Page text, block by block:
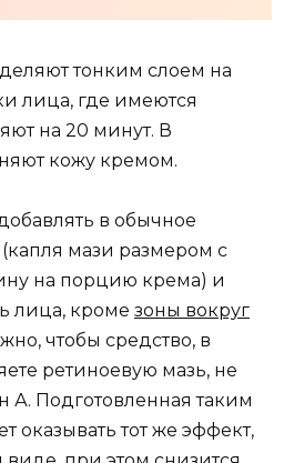
тонким слоем на
лица, где имеются
на 20 минут. В
кожу кремом.
в обычное
мази размером с
на порцию крема) и
лица, кроме зоны вокруг
чтобы средство, в
ретиноевую мазь, не
А. Подготовленная таким
оказывать тот же эффект,